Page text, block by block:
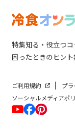
特集知る・役立つ
困ったときのヒント
ご利用規約
プ
ソーシャルメディアポ